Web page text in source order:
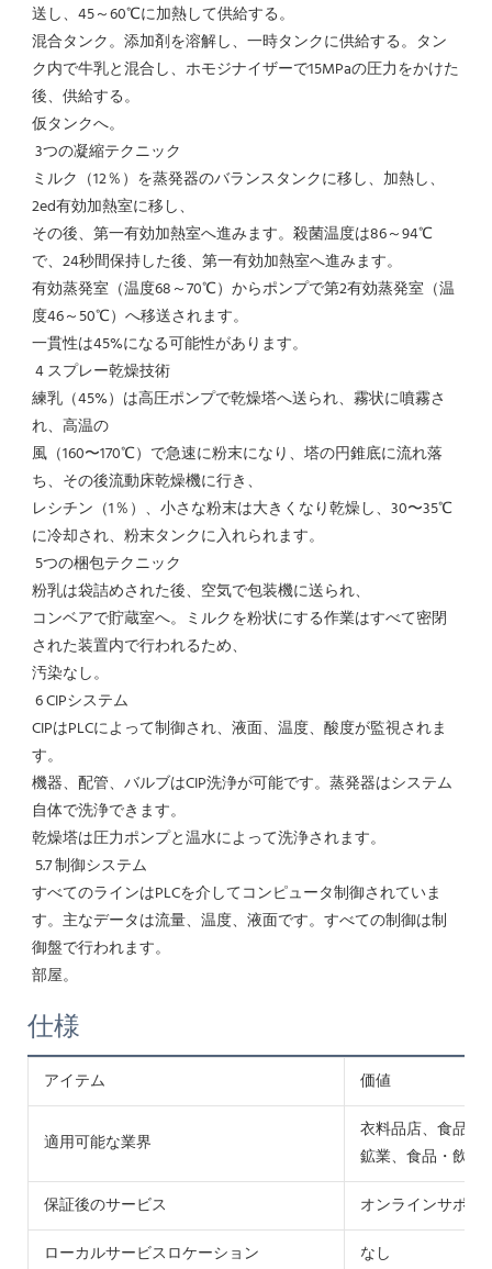
送し、45～60℃に加熱して供給する。
混合タンク。添加剤を溶解し、一時タンクに供給する。タン
ク内で牛乳と混合し、ホモジナイザーで15MPaの圧力をかけた
後、供給する。
仮タンクへ。
3つの凝縮テクニック
ミルク（12％）を蒸発器のバランスタンクに移し、加熱し、
2ed有効加熱室に移し、
その後、第一有効加熱室へ進みます。殺菌温度は86～94℃
で、24秒間保持した後、第一有効加熱室へ進みます。
有効蒸発室（温度68～70℃）からポンプで第2有効蒸発室（温
度46～50℃）へ移送されます。
一貫性は45%になる可能性があります。
4 スプレー乾燥技術
練乳（45%）は高圧ポンプで乾燥塔へ送られ、霧状に噴霧さ
れ、高温の
風（160〜170℃）で急速に粉末になり、塔の円錐底に流れ落
ち、その後流動床乾燥機に行き、
レシチン（1％）、小さな粉末は大きくなり乾燥し、30〜35℃
に冷却され、粉末タンクに入れられます。
5つの梱包テクニック
粉乳は袋詰めされた後、空気で包装機に送られ、
コンベアで貯蔵室へ。ミルクを粉状にする作業はすべて密閉
された装置内で行われるため、
汚染なし。
6 CIPシステム
CIPはPLCによって制御され、液面、温度、酸度が監視されま
す。
機器、配管、バルブはCIP洗浄が可能です。蒸発器はシステム
自体で洗浄できます。
乾燥塔は圧力ポンプと温水によって洗浄されます。
5.7 制御システム
すべてのラインはPLCを介してコンピュータ制御されていま
す。主なデータは流量、温度、液面です。すべての制御は制
御盤で行われます。
部屋。
仕様
アイテム 価値
適用可能な業界
衣料品店、食品・
鉱業、食品・飲料
保証後のサービス
オンラインサポー
ローカルサービスロケーション
なし